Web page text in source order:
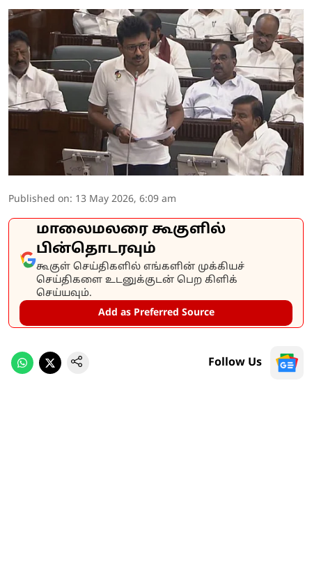
Published on: 13 May 2026, 6:09 am
மாலைமலரை கூகுளில்
பின்தொடரவும்
கூகுள் செய்திகளில் எங்களின் முக்கியச்
செய்திகளை உடனுக்குடன் பெற கிளிக்
செய்யவும்.
Add as Preferred Source
Follow Us